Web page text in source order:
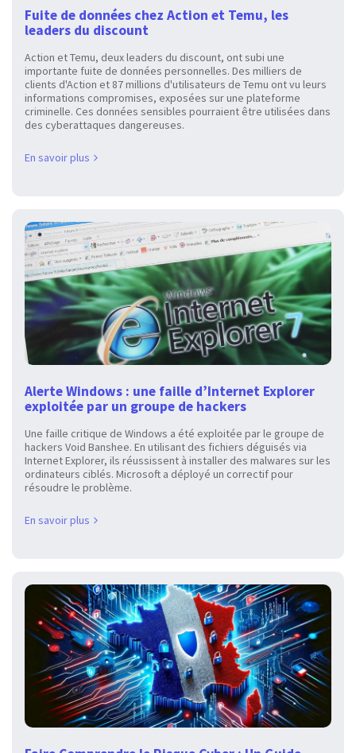
Fuite de données chez Action et Temu, les
leaders du discount
Action et Temu, deux leaders du discount, ont subi une
importante fuite de données personnelles. Des milliers de
clients d'Action et 87 millions d'utilisateurs de Temu ont vu leurs
informations compromises, exposées sur une plateforme
criminelle. Ces données sensibles pourraient être utilisées dans
des cyberattaques dangereuses.
En savoir plus
Alerte Windows : une faille d’Internet Explorer
exploitée par un groupe de hackers
Une faille critique de Windows a été exploitée par le groupe de
hackers Void Banshee. En utilisant des fichiers déguisés via
Internet Explorer, ils réussissent à installer des malwares sur les
ordinateurs ciblés. Microsoft a déployé un correctif pour
résoudre le problème.
En savoir plus